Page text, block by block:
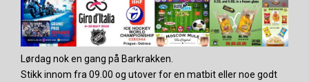
Lørdag nok en gang på Barkrakken.
Stikk innom fra 09.00 og utover for en matbit eller noe godt